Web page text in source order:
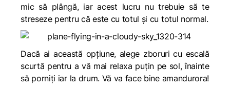
mic să plângă, iar acest lucru nu trebuie să te
streseze pentru că este cu totul și cu totul normal.
Dacă ai această opțiune, alege zboruri cu escală
scurtă pentru a vă mai relaxa puțin pe sol, înainte
să porniți iar la drum. Vă va face bine amandurora!